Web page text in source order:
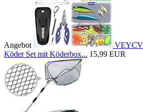
Angebot
Köder Set mit Köderbox... 15,99 EUR